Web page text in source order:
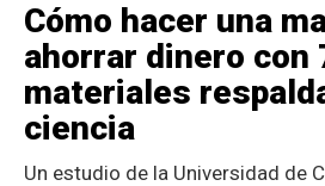
Cómo hacer una
ahorrar dinero con
materiales
ciencia
Un estudio de la Universidad de